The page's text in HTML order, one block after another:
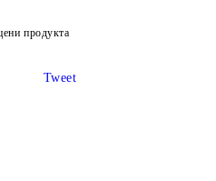
продукта
Tweet